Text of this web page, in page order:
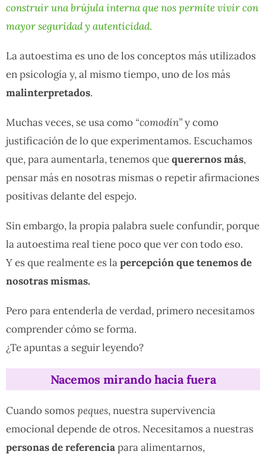
construir una brújula interna que nos permite vivir con
mayor seguridad y autenticidad.
La autoestima es uno de los conceptos más utilizados
en psicología y, al mismo tiempo, uno de los más
malinterpretados.
Muchas veces, se usa como “comodín”y como
justificación de lo que experimentamos. Escuchamos
que, para aumentarla, tenemos quequerernos más,
pensar más en nosotras mismas o repetir afirmaciones
positivas delante del espejo.
Sin embargo, la propia palabra suele confundir, porque
la autoestima real tiene poco que ver con todo eso.
Y es que realmente es lapercepción que tenemos de
nosotras mismas.
Pero para entenderla de verdad, primero necesitamos
comprender cómo se forma.
¿Te apuntas a seguir leyendo?
Nacemos mirando hacia fuera
Cuando somos peques, nuestra supervivencia
emocional depende de otros. Necesitamos a nuestras
personas de referenciapara alimentarnos,